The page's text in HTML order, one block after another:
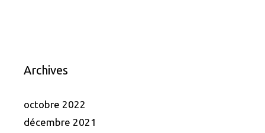
Archives
octobre 2022
décembre 2021